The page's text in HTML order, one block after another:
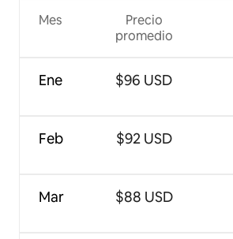
Mes
Ene
Feb
Mar
Precio
promedio
$96 USD
$92 USD
$88 USD